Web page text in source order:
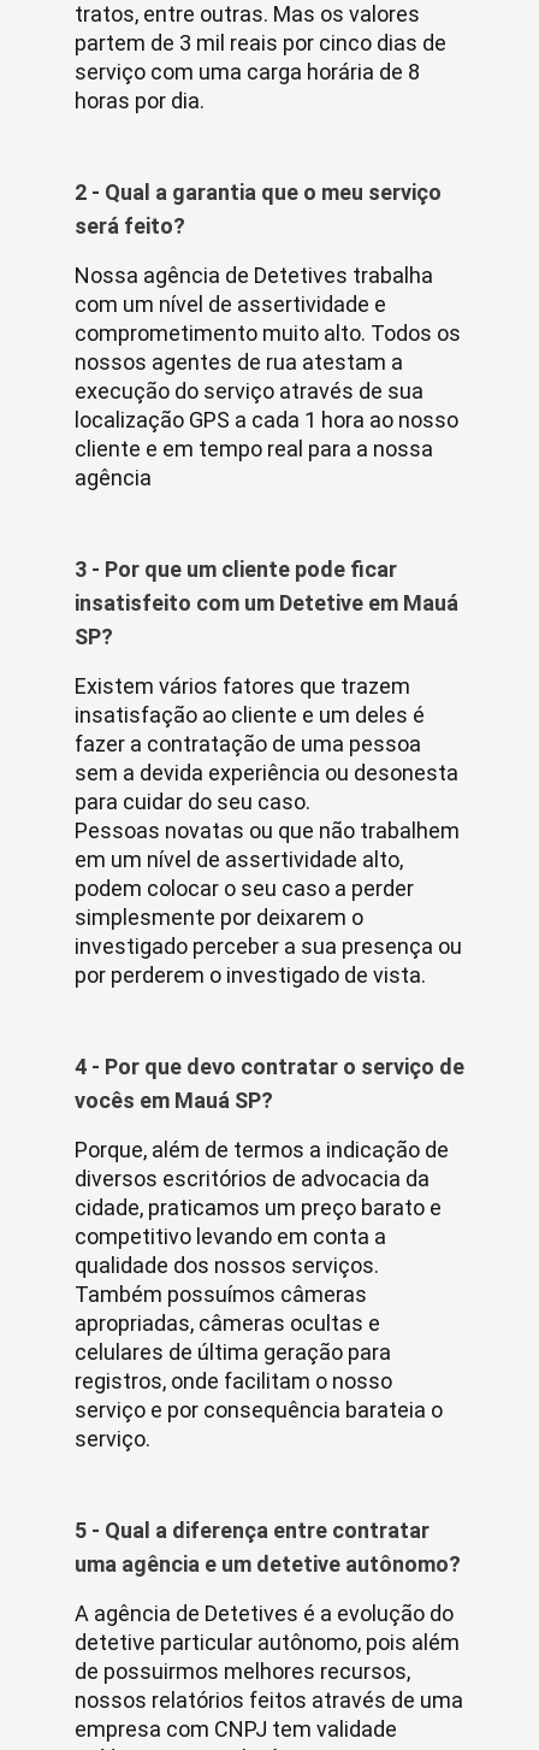
tratos, entre outras. Mas os valores
partem de 3 mil reais por cinco dias de
serviço com uma carga horária de 8
horas por dia.
2 - Qual a garantia que o meu serviço
será feito?
Nossa agência de Detetives trabalha
com um nível de assertividade e
comprometimento muito alto. Todos os
nossos agentes de rua atestam a
execução do serviço através de sua
localização GPS a cada 1 hora ao nosso
cliente e em tempo real para a nossa
agência
3 - Por que um cliente pode ficar
insatisfeito com um Detetive em Mauá
SP?
Existem vários fatores que trazem
insatisfação ao cliente e um deles é
fazer a contratação de uma pessoa
sem a devida experiência ou desonesta
para cuidar do seu caso.
Pessoas novatas ou que não trabalhem
em um nível de assertividade alto,
podem colocar o seu caso a perder
simplesmente por deixarem o
investigado perceber a sua presença ou
por perderem o investigado de vista.
4 - Por que devo contratar o serviço de
vocês em Mauá SP?
Porque, além de termos a indicação de
diversos escritórios de advocacia da
cidade, praticamos um preço barato e
competitivo levando em conta a
qualidade dos nossos serviços.
Também possuímos câmeras
apropriadas, câmeras ocultas e
celulares de última geração para
registros, onde facilitam o nosso
serviço e por consequência barateia o
serviço.
5 - Qual a diferença entre contratar
uma agência e um detetive autônomo?
A agência de Detetives é a evolução do
detetive particular autônomo, pois além
de possuirmos melhores recursos,
nossos relatórios feitos através de uma
empresa com CNPJ tem validade